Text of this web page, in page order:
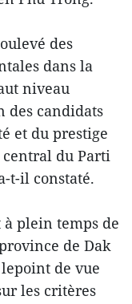
des
dans la
niveau
des candidats
et du prestige
central du Parti
t-il constaté.
plein temps de
de Dak
de vue
les critères